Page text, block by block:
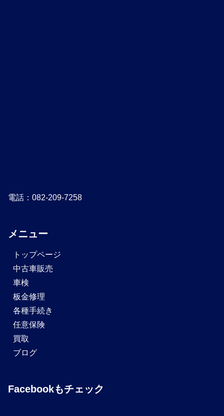
電話：082-209-7258
メニュー
トップページ
中古車販売
車検
板金修理
各種手続き
任意保険
買取
ブログ
Facebookもチェック